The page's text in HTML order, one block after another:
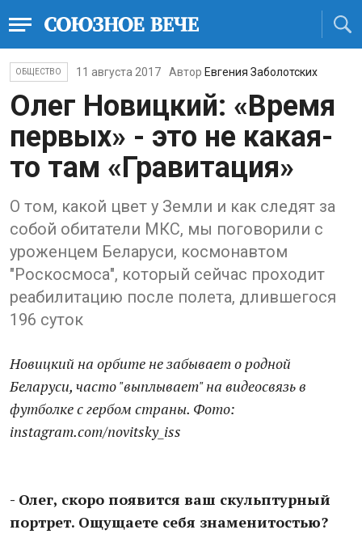
ОБЩЕСТВО 11 августа 2017 Автор Евгения Заболотских
Олег Новицкий: «Время
первых» - это не какая-
то там «Гравитация»
О том, какой цвет у Земли и как следят за
собой обитатели МКС, мы поговорили с
уроженцем Беларуси, космонавтом
"Роскосмоса", который сейчас проходит
реабилитацию после полета, длившегося
196 суток
Новицкий на орбите не забывает о родной
Беларуси, часто "выплывает" на видеосвязь в
футболке с гербом страны. Фото:
instagram.com/novitsky_iss
- Олег, скоро появится ваш скульптурный
портрет. Ощущаете себя знаменитостью?